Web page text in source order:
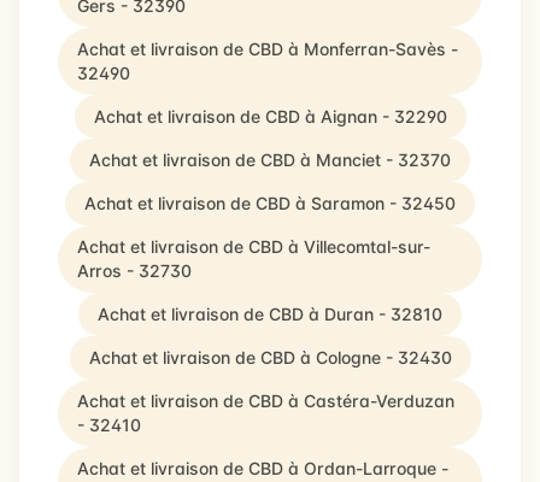
Gers - 32390
Achat et livraison de CBD à Monferran-Savès -
32490
Achat et livraison de CBD à Aignan - 32290
Achat et livraison de CBD à Manciet - 32370
Achat et livraison de CBD à Saramon - 32450
Achat et livraison de CBD à Villecomtal-sur-
Arros - 32730
Achat et livraison de CBD à Duran - 32810
Achat et livraison de CBD à Cologne - 32430
Achat et livraison de CBD à Castéra-Verduzan
- 32410
Achat et livraison de CBD à Ordan-Larroque -